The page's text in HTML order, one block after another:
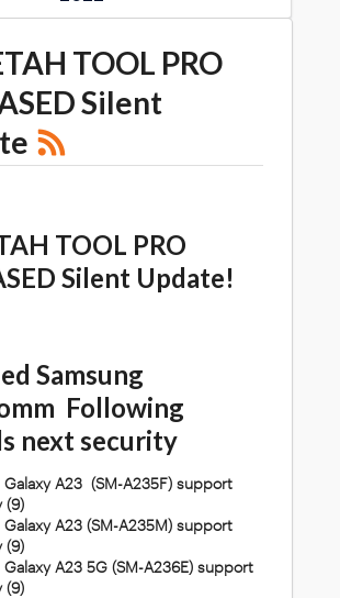
TOOL PRO
Silent
TOOL PRO
Silent Update!
Samsung
Following
next security
Galaxy A23 (SM-A235F) support
(9)
Galaxy A23 (SM-A235M) support
(9)
Galaxy A23 5G (SM-A236E) support
(9)